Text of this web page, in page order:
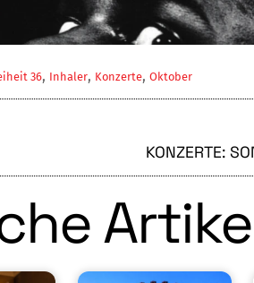
36, Inhaler, Konzerte,Oktober
KONZERTE: